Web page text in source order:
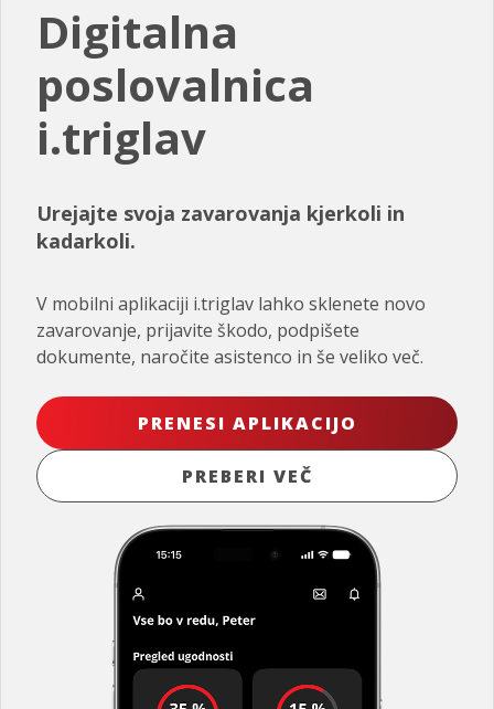
Digitalna
poslovalnica
i.triglav
Urejajte svoja zavarovanja kjerkoli in
kadarkoli.
V mobilni aplikaciji i.triglav lahko sklenete novo
zavarovanje, prijavite škodo, podpišete
dokumente, naročite asistenco in še veliko več.
PRENESI APLIKACIJO
PREBERI VEČ